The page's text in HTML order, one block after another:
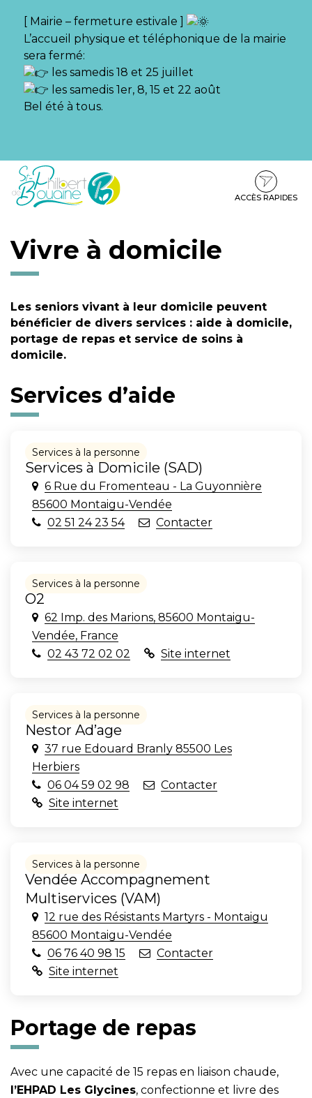
[ Mairie – fermeture estivale ]
L’accueil physique et téléphonique de la mairie
sera fermé:
les samedis 18 et 25 juillet
les samedis 1er, 8, 15 et 22 août
Bel été à tous.
Aller
Aller
contenu
Aller
pied
ACCÈS RAPIDES
Vivre à domicile
Les seniors vivant à leur domicile peuvent
bénéficier de divers services : aide à domicile,
portage de repas et service de soins à
domicile.
Services d’aide
Services à la personne
Services à Domicile (SAD)
6 Rue du Fromenteau - La Guyonnière
85600 Montaigu-Vendée
02 51 24 23 54
Contacter
Services à la personne
O2
62 Imp. des Marions, 85600 Montaigu-
Vendée, France
02 43 72 02 02
Site internet
Services à la personne
Nestor Ad’age
37 rue Edouard Branly 85500 Les
Herbiers
06 04 59 02 98
Contacter
Site internet
Services à la personne
Vendée Accompagnement
Multiservices (VAM)
12 rue des Résistants Martyrs - Montaigu
85600 Montaigu-Vendée
06 76 40 98 15
Contacter
Site internet
Portage de repas
Avec une capacité de 15 repas en liaison chaude,
l’EHPAD Les Glycines, confectionne et livre des